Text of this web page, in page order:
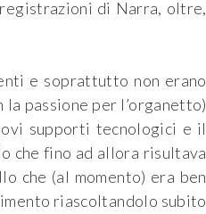
di Narra, oltre,
e soprattutto non erano
passione per l’organetto)
supporti tecnologici e il
che fino ad allora risultava
che (al momento) era ben
riascoltandolo subito